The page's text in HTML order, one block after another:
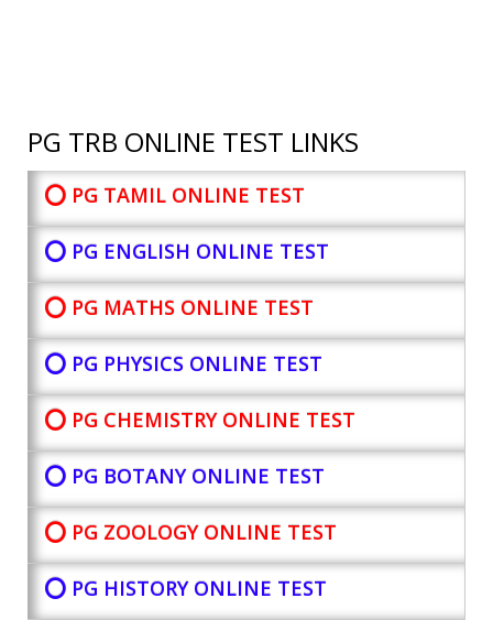
PG TRB ONLINE TEST LINKS
⭕ PG TAMIL ONLINE TEST
⭕ PG ENGLISH ONLINE TEST
⭕ PG MATHS ONLINE TEST
⭕ PG PHYSICS ONLINE TEST
⭕ PG CHEMISTRY ONLINE TEST
⭕ PG BOTANYONLINE TEST
⭕ PG ZOOLOGY ONLINE TEST
⭕ PG HISTORY ONLINE TEST